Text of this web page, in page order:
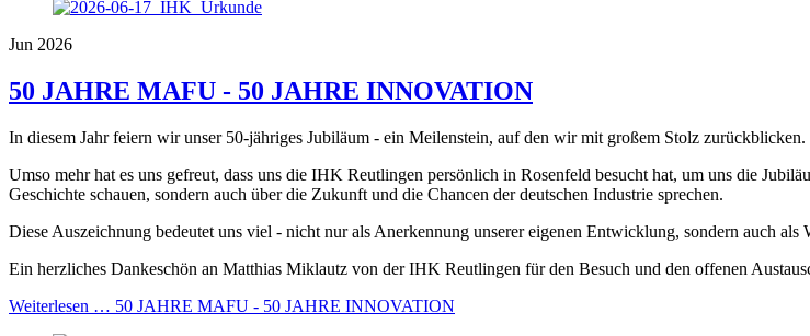
Jun 2026
50 JAHRE MAFU - 50 JAHRE INNOVATION
In diesem Jahr feiern wir unser 50-jähriges Jubiläum - ein Meilenstein, auf den wir mit großem Stolz zurückblicken.
Umso mehr hat es uns gefreut, dass uns die IHK Reutlingen persönlich in Rosenfeld besucht hat, um uns die
Geschichte schauen, sondern auch über die Zukunft und die Chancen der deutschen Industrie sprechen.
Diese Auszeichnung bedeutet uns viel - nicht nur als Anerkennung unserer eigenen Entwicklung, sondern auch
Ein herzliches Dankeschön an Matthias Miklautz von der IHK Reutlingen für den Besuch und den offenen
Weiterlesen … 50 JAHRE MAFU - 50 JAHRE INNOVATION